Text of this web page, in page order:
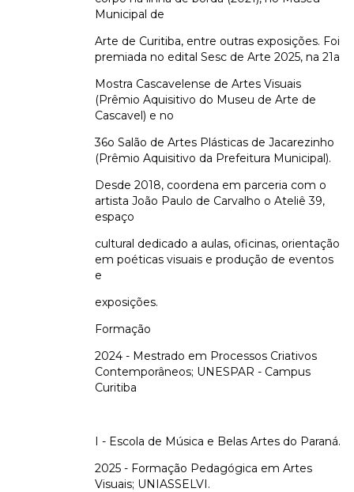
Municipal de
Arte de Curitiba, entre outras exposições. Foi
premiada no edital Sesc de Arte 2025, na 21a
Mostra Cascavelense de Artes Visuais
(Prêmio Aquisitivo do Museu de Arte de
Cascavel) e no
36o Salão de Artes Plásticas de Jacarezinho
(Prêmio Aquisitivo da Prefeitura Municipal).
Desde 2018, coordena em parceria com o
artista João Paulo de Carvalho o Ateliê 39,
espaço
cultural dedicado a aulas, oficinas, orientação
em poéticas visuais e produção de eventos
e
exposições.
Formação
2024 - Mestrado em Processos Criativos
Contemporâneos; UNESPAR - Campus
Curitiba
I - Escola de Música e Belas Artes do Paraná.
2025 - Formação Pedagógica em Artes
Visuais; UNIASSELVI.